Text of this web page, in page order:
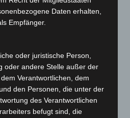
Daten erhalten,
Empfänger.
oder juristische Person,
oder andere Stelle außer der
Verantwortlichen, dem
den Personen, die unter der
des Verantwortlichen
befugt sind, die